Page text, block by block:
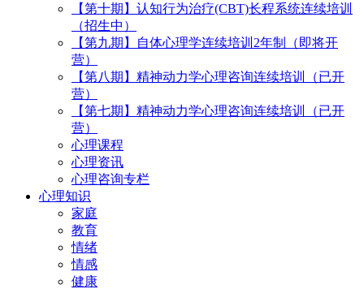
【第十期】认知行为治疗(CBT)长程系统连续培训
（招生中）
【第九期】自体心理学连续培训2年制（即将开
营）
【第八期】精神动力学心理咨询连续培训（已开
营）
【第七期】精神动力学心理咨询连续培训（已开
营）
心理课程
心理资讯
心理咨询专栏
心理知识
家庭
教育
情绪
情感
健康